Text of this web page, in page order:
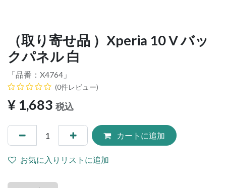
（取り寄せ品 ）Xperia 10 V バッ
クパネル 白
「品番： X4764 」
(0件レビュー)
¥ 1,683 税込
カートに追加
お気に入りリストに追加